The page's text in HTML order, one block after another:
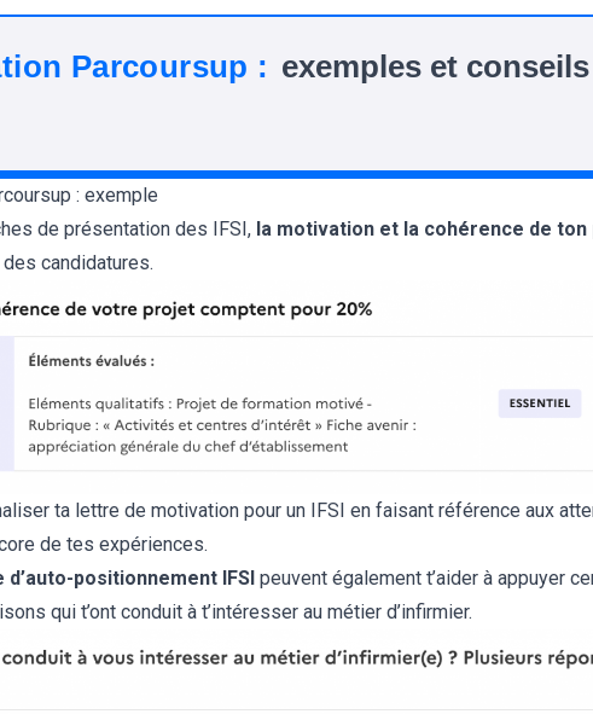
Parcoursup : exemples et
: exemple
de présentation des IFSI, la motivation et la cohérence de
candidatures.
ta lettre de motivation pour un IFSI en faisant référence aux
de tes expériences.
positionnement IFSI peuvent également t’aider à appuyer
qui t’ont conduit à t’intéresser au métier d’infirmier.